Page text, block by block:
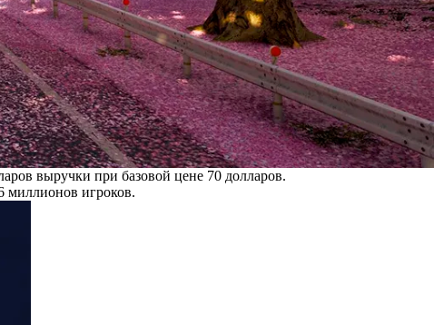
выручки при базовой цене 70 долларов.
миллионов игроков.